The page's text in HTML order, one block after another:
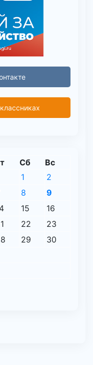
Сб Вс
1
2
8
9
15
16
22
23
29
30